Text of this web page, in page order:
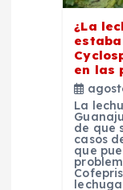
¿La
en las
La
de que
casos
que